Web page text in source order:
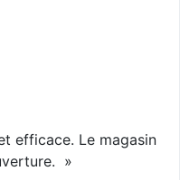
efficace. Le magasin
»